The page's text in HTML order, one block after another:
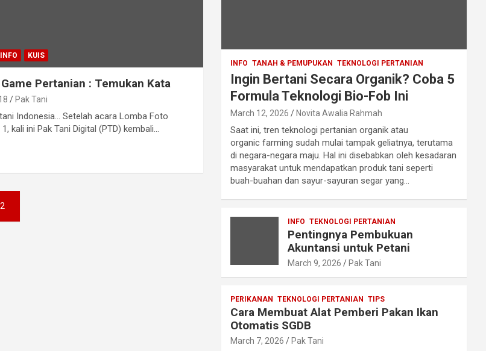
INFO KUIS
Pertanian : Temukan Kata
Pak Tani
Indonesia… Setelah acara Lomba Foto
kali ini Pak Tani Digital (PTD) kembali…
2
INFO TANAH & PEMUPUKAN TEKNOLOGI PERTANIAN
Ingin Bertani Secara Organik? Coba 5
Formula Teknologi Bio-Fob Ini
March 12, 2026 Novita Awalia Rahmah
Saat ini, tren teknologi pertanian organik atau
organic farming sudah mulai tampak geliatnya, terutama
di negara-negara maju. Hal ini disebabkan oleh kesadaran
masyarakat untuk mendapatkan produk tani seperti
buah-buahan dan sayur-sayuran segar yang…
INFO TEKNOLOGI PERTANIAN
Pentingnya Pembukuan
Akuntansi untuk Petani
March 9, 2026 Pak Tani
PERIKANAN TEKNOLOGI PERTANIAN TIPS
Cara Membuat Alat Pemberi Pakan Ikan
Otomatis SGDB
March 7, 2026 Pak Tani